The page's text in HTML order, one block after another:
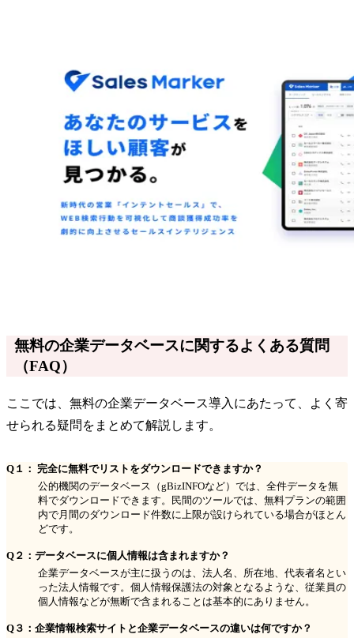
無料の企業データベースに関するよくある質問
（FAQ）
ここでは、無料の企業データベース導入にあたって、よく寄
せられる疑問をまとめて解説します。
Q１： 完全に無料でリストをダウンロードできますか？
公的機関のデータベース（gBizINFOなど）では、全件データを無
料でダウンロードできます。民間のツールでは、無料プランの範囲
内で月間のダウンロード件数に上限が設けられている場合がほとん
どです。
Q２：データベースに個人情報は含まれますか？
企業データベースが主に扱うのは、法人名、所在地、代表者名とい
った法人情報です。個人情報保護法の対象となるような、従業員の
個人情報などが無断で含まれることは基本的にありません。
Q３：企業情報検索サイトと企業データベースの違いは何ですか？